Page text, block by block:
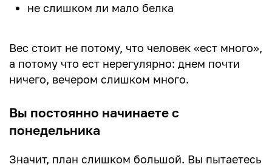
не слишком ли мало белка
Вес стоит не потому, что человек «ест много»,
а потому что ест нерегулярно: днем почти
ничего, вечером слишком много.
Вы постоянно начинаете с
понедельника
Значит, план слишком большой. Вы пытаетесь